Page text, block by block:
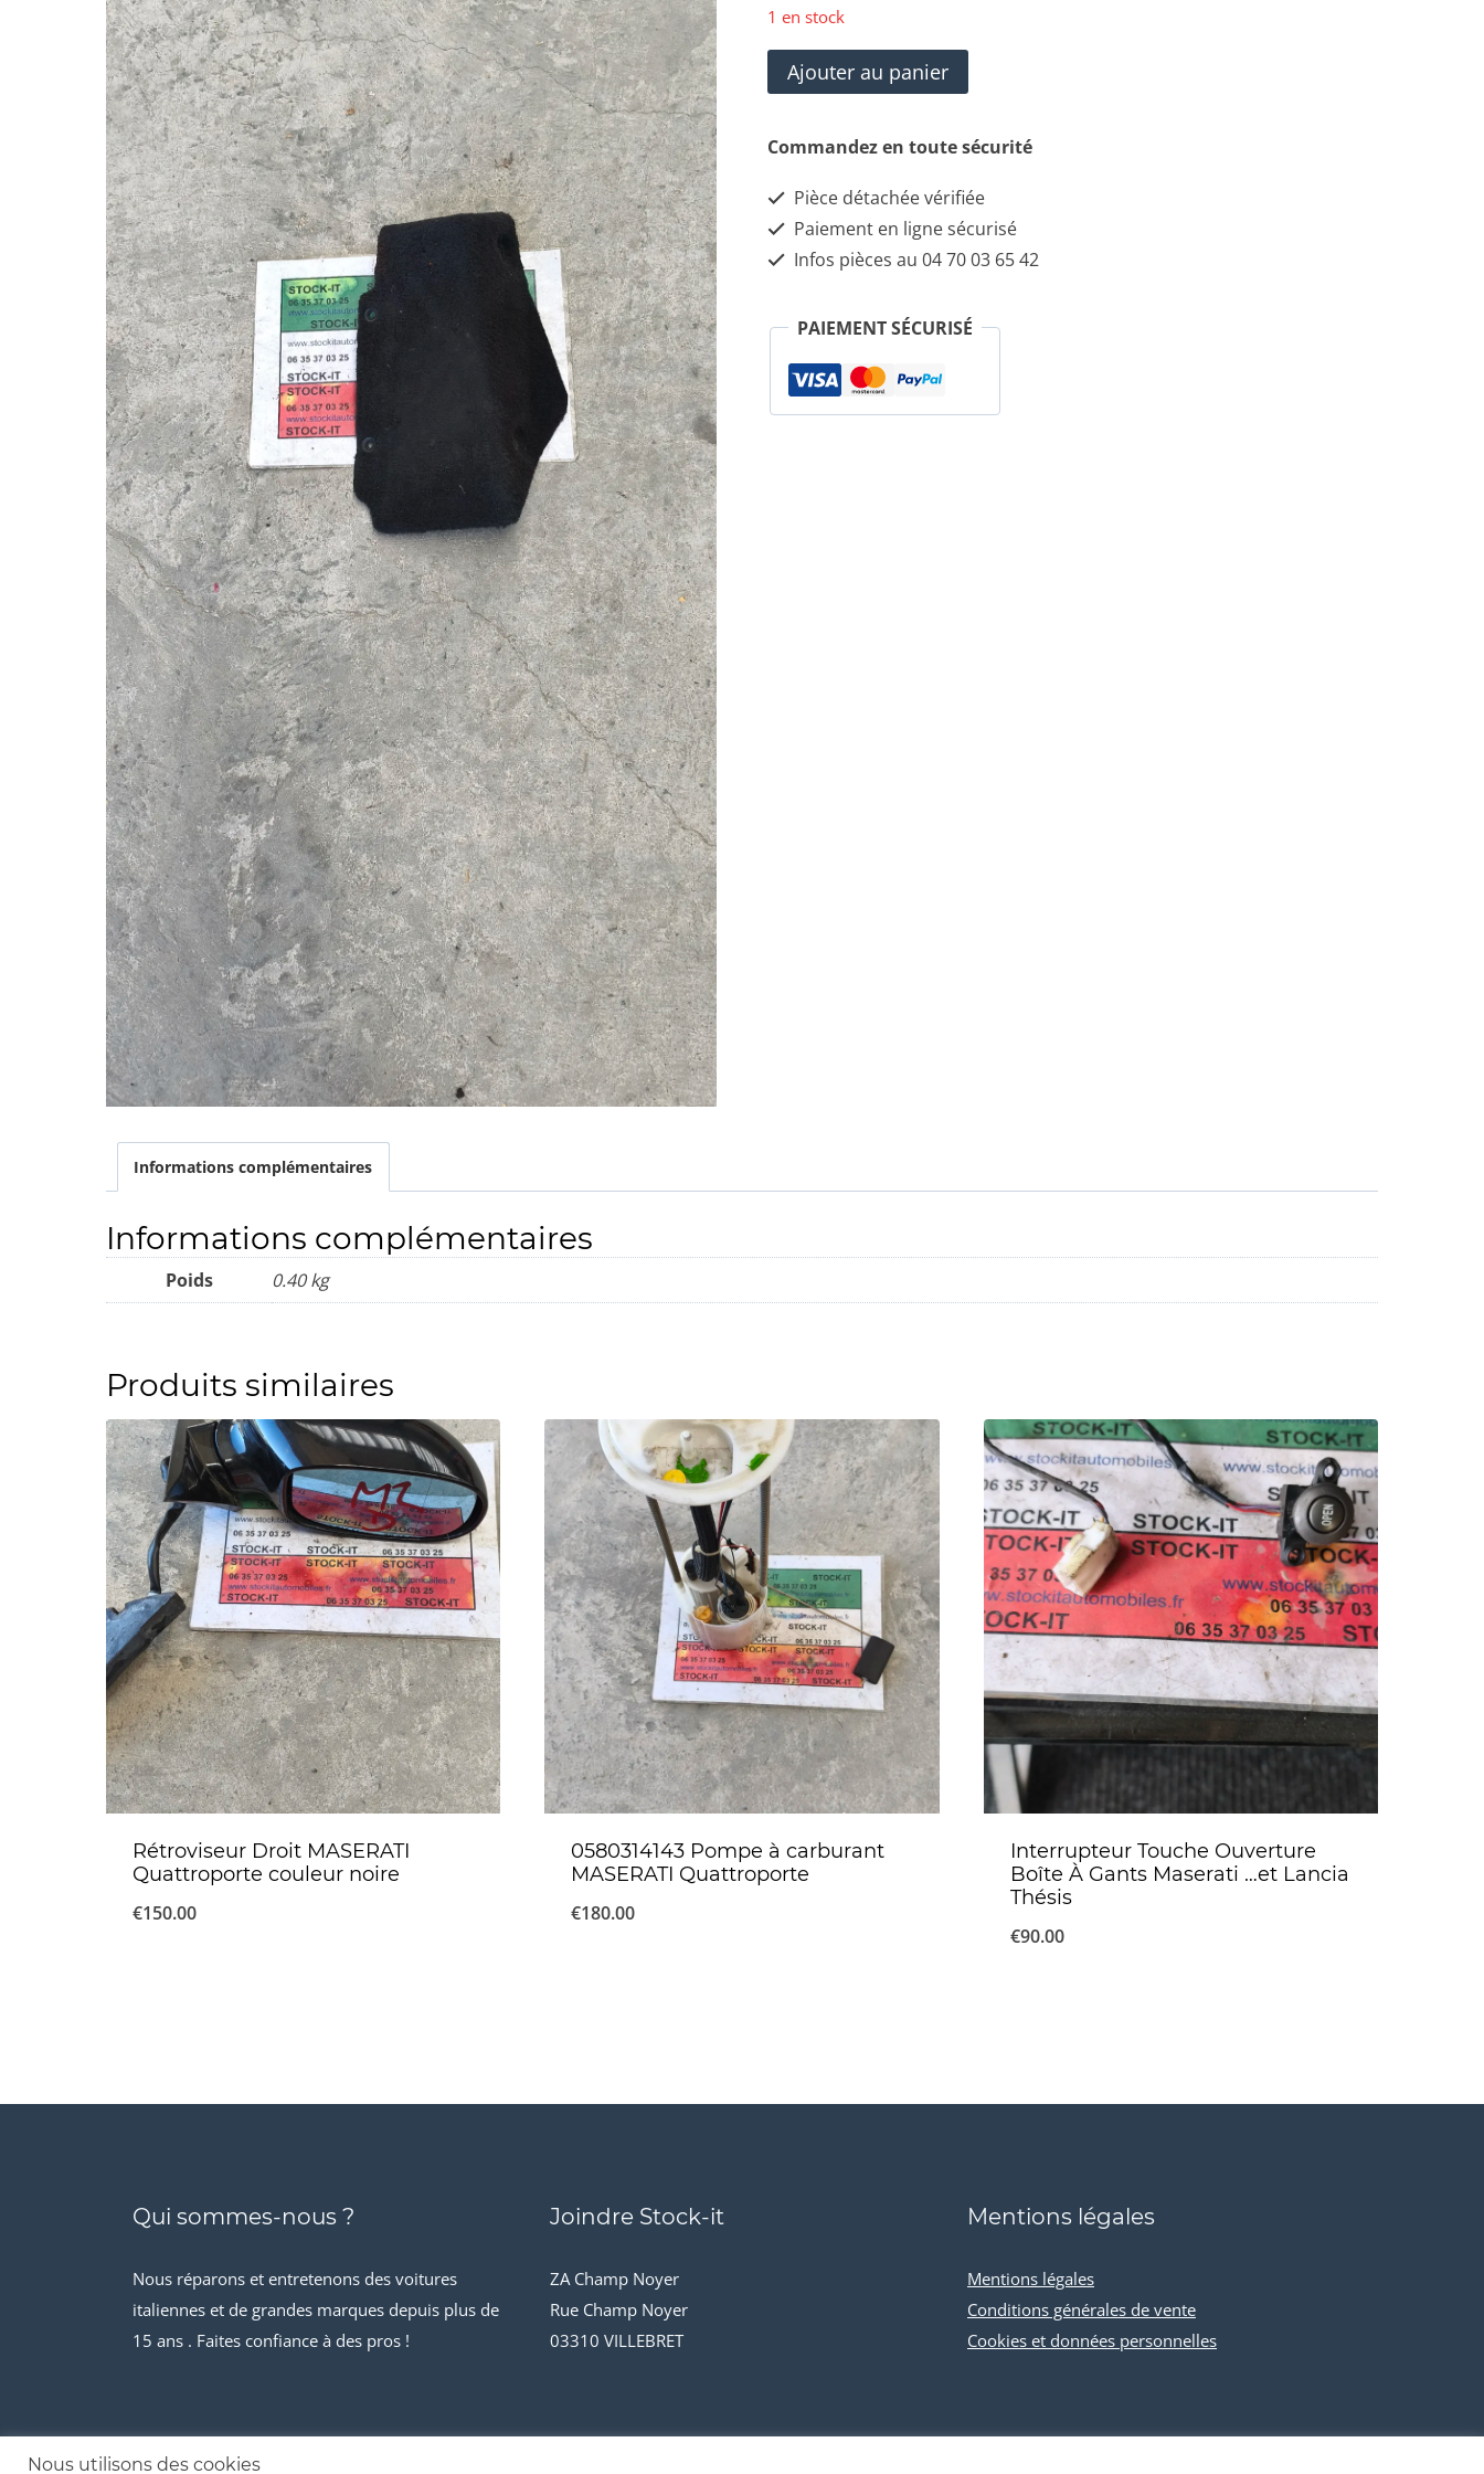
1 en stock
quantité
de
Maserati
Repose-
pieds
67644900
Ajouter au panier
Commandez en toute sécurité
Pièce détachée vérifiée
Paiement en ligne sécurisé
Infos pièces au 04 70 03 65 42
PAIEMENT SÉCURISÉ
Informations complémentaires
Informations complémentaires
Poids 0.40 kg
Produits similaires
Rétroviseur Droit MASERATI
Quattroporte couleur noire
€150.00
0580314143 Pompe à carburant
MASERATI Quattroporte
€180.00
Interrupteur Touche Ouverture
Boîte À Gants Maserati …et Lancia
Thésis
€90.00
Qui sommes-nous ?
Nous réparons et entretenons des voitures
italiennes et de grandes marques depuis plus de
15 ans . Faites confiance à des pros !
Joindre Stock-it
ZA Champ Noyer
Rue Champ Noyer
03310 VILLEBRET
Mentions légales
Mentions légales
Conditions générales de vente
Cookies et données personnelles
Nous utilisons des cookies